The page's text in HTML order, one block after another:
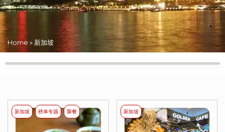
Home » 新加坡
新加坡 榜单专题 聚餐 新加坡